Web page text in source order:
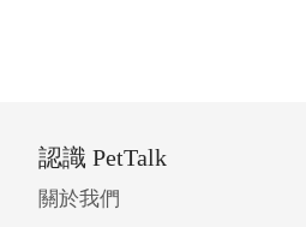
認識 PetTalk
關於我們